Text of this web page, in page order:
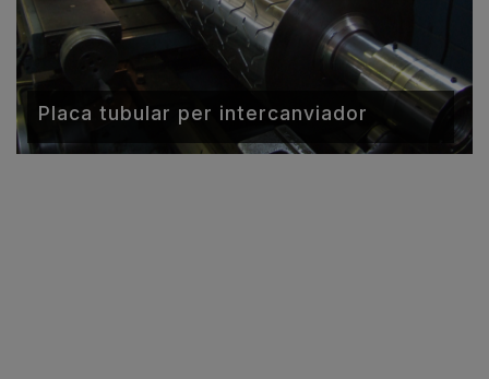
Placa tubular per intercanviador